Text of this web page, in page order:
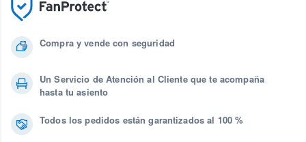
Compra y vende con seguridad
Un Servicio de Atención al Cliente que te acompaña
hasta tu asiento
Todos los pedidos están garantizados al 100 %